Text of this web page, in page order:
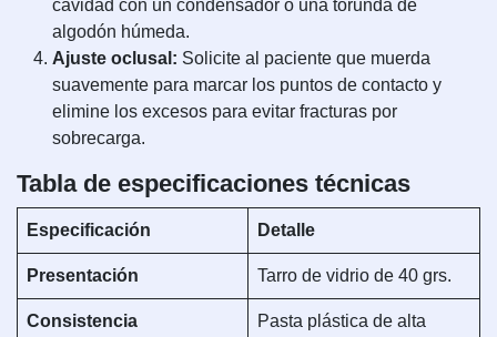
cavidad con un condensador o una torunda de
algodón húmeda.
Ajuste oclusal: Solicite al paciente que muerda
suavemente para marcar los puntos de contacto y
elimine los excesos para evitar fracturas por
sobrecarga.
Tabla de especificaciones técnicas
Especificación Detalle
Presentación Tarro de vidrio de 40 grs.
Consistencia
Pasta plástica de alta